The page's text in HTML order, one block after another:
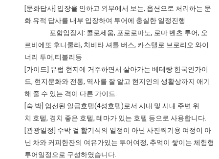
[문화답사] 입장을 안하고 외부에서 보는, 옵션으로 처리하는 문
화.유적 답사를 내부 입장하여 투어에 충실한 일정진행
포함입장지: 콜로세움, 포로로마노, 로마 벤츠 투어, 오
르비에또 후니쿨라, 치비타 셔틀 버스, 카스텔로 브로리오 와이
너리 투어,티볼리등
[가이드] 유럽 현지에 거주하면서 살아가는 베테랑 한국인가이
드, 현지문화와 전통, 역사를 잘 알고 현지인의 생활상까지 애기
해 줄 수 있는 격이 다른 가이드.
[숙 박] 엄선된 일급호텔(4성호텔)로서 시내 및 시내 주변 위
치 호텔, 경치 좋은 호텔, 테마가 있는 호텔 등으로 사용합니다.
[관광일정] 수박 겉 핥기식의 일정이 아닌 사진찍기용 여정이 아
닌 차와 커피한잔의 여유가있는 투어여정, 추억이 쌓이는 체험형
투어일정으로 구성하였습니다.